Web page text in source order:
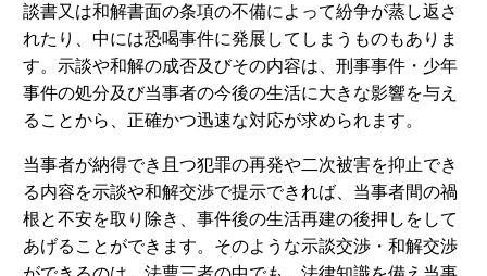
談書又は和解書面の条項の不備によって紛争が蒸し返さ
れたり、中には恐喝事件に発展してしまうものもありま
す。示談や和解の成否及びその内容は、刑事事件・少年
事件の処分及び当事者の今後の生活に大きな影響を与え
ることから、正確かつ迅速な対応が求められます。
当事者が納得でき且つ犯罪の再発や二次被害を抑止でき
る内容を示談や和解交渉で提示できれば、当事者間の禍
根と不安を取り除き、事件後の生活再建の後押しをして
あげることができます。そのような示談交渉・和解交渉